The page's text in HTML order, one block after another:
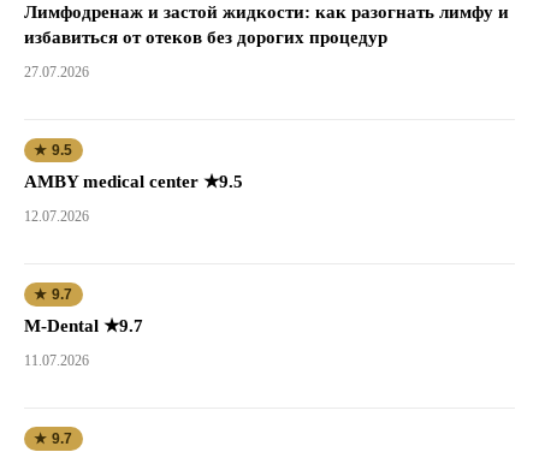
Лимфодренаж и застой жидкости: как разогнать лимфу и
избавиться от отеков без дорогих процедур
27.07.2026
★ 9.5
AMBY medical center ★9.5
12.07.2026
★ 9.7
M-Dental ★9.7
11.07.2026
★ 9.7